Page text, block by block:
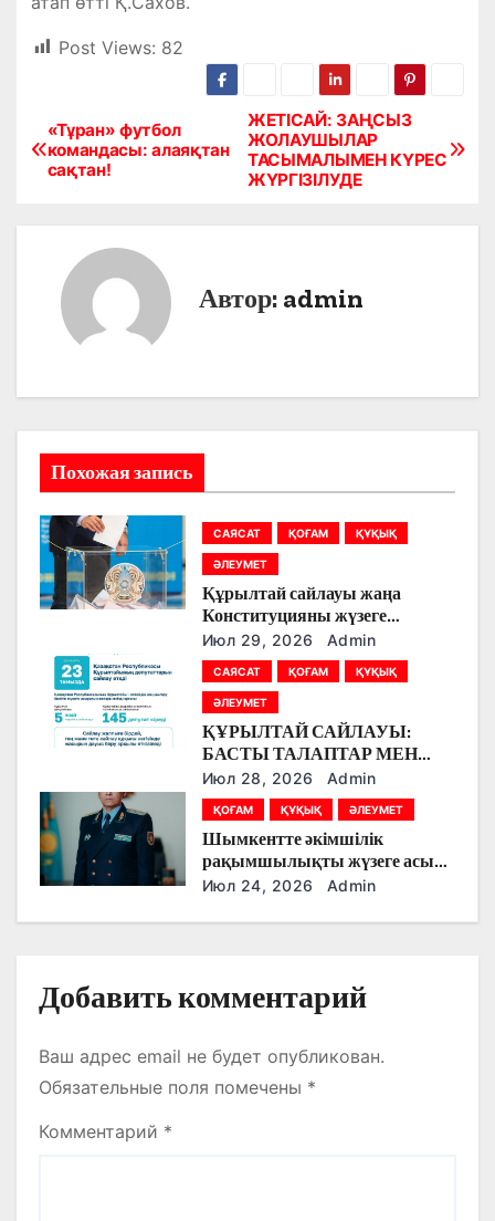
Post Views: 82
Н
ц
я
п
о
з
с
я
м
ЖЕТІСАЙ: ЗАҢСЫЗ
ЖОЛАУШЫЛАР
ТАСЫМАЛЫМЕН КҮРЕС
ЖҮРГІЗІЛУДЕ
«Тұран» футбол
командасы: алаяқтан
сақтан!
Автор: admin
Похожая запись
САЯСАТ ҚОҒАМ ҚҰҚЫҚ
ӘЛЕУМЕТ
Құрылтай сайлауы жаңа
Конституцияны жүзеге
асырудың алғашқы кезеңі
болады
Июл 29, 2026 Admin
САЯСАТ ҚОҒАМ ҚҰҚЫҚ
ӘЛЕУМЕТ
ҚҰРЫЛТАЙ САЙЛАУЫ:
БАСТЫ ТАЛАПТАР МЕН
ЕРЕКШЕЛІКТЕР
Июл 28, 2026 Admin
ҚОҒАМ ҚҰҚЫҚ ӘЛЕУМЕТ
Шымкентте әкімшілік
рақымшылықты жүзеге асыру
қорытындылары шығарылды
Июл 24, 2026 Admin
Добавить комментарий
Ваш адрес email не будет опубликован.
Обязательные поля помечены *
Комментарий *